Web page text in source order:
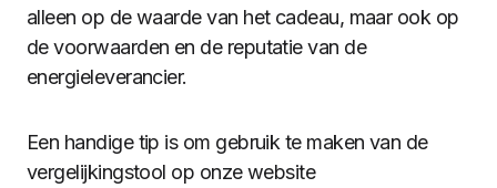
alleen op de waarde van het cadeau, maar ook op
de voorwaarden en de reputatie van de
energieleverancier.
Een handige tip is om gebruik te maken van de
vergelijkingstool op onze website